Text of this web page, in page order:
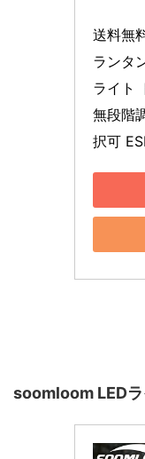
送料無
ランタ
ライト
無段階
択可
soomloom LEDラ